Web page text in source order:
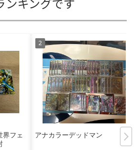
フェ
アナカラーデッドマン